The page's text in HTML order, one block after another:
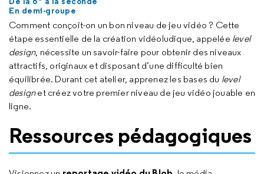
En demi-groupe
Comment conçoit-on un bon niveau de jeu vidéo ? Cette
étape essentielle de la création vidéoludique, appelée level
design, nécessite un savoir-faire pour obtenir des niveaux
attractifs, originaux et disposant d’une difficulté bien
équilibrée. Durant cet atelier, apprenez les bases du level
designet créez votre premier niveau de jeu vidéo jouable en
ligne.
Ressources pédagogiques